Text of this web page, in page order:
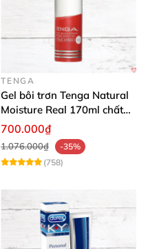
TENGA
Gel bôi trơn Tenga Natural
Moisture Real 170ml chất
lượng cao mềm mượt an
700.000₫
1.076.000₫
-35%
(758)